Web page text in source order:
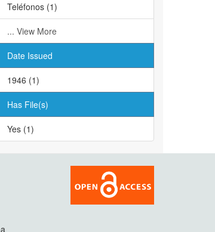
Teléfonos (1)
... View More
Date Issued
1946 (1)
Has File(s)
Yes (1)